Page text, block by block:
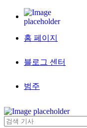
홈 페이지
블로그 센터
범주